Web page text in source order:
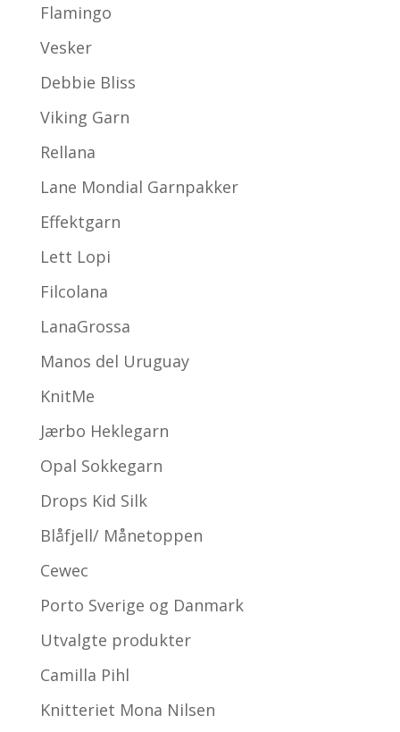
Flamingo
Vesker
Debbie Bliss
Viking Garn
Rellana
Lane Mondial Garnpakker
Effektgarn
Lett Lopi
Filcolana
LanaGrossa
Manos del Uruguay
KnitMe
Jærbo Heklegarn
Opal Sokkegarn
Drops Kid Silk
Blåfjell/ Månetoppen
Cewec
Porto Sverige og Danmark
Utvalgte produkter
Camilla Pihl
Knitteriet Mona Nilsen